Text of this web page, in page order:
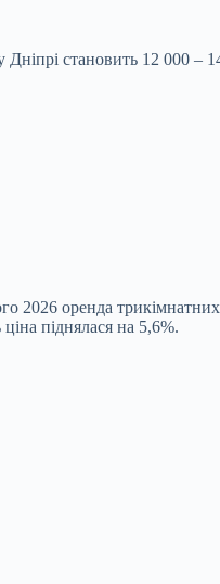
становить 12 000 –
2026 оренда
піднялася на 5,6%.